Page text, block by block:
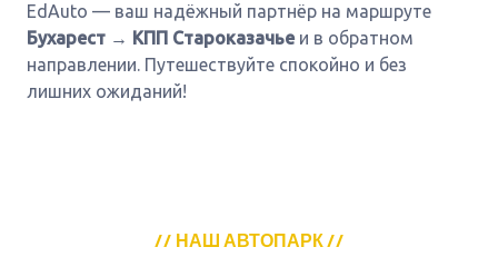
EdAuto — ваш надёжный партнёр на маршруте
Бухарест → КПП Староказачьеи в обратном
направлении. Путешествуйте спокойно и без
лишних ожиданий!
// НАШ АВТОПАРК //